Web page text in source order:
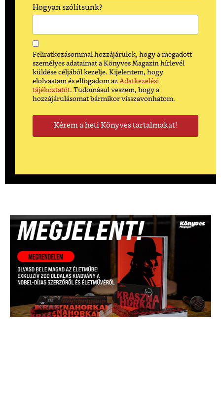
Hogyan szólítsunk?
Feliratkozásommal hozzájárulok, hogy a megadott
személyes adataimat a Könyves Magazin hírlevél
küldése céljából kezelje. Kijelentem, hogy
elolvastam és elfogadom az Adatkezelési
tájékoztatót. Tudomásul veszem, hogy a
hozzájárulásomat bármikor visszavonhatom.